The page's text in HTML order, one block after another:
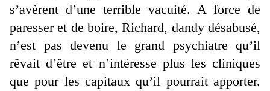
s’avèrent d’une terrible vacuité. A force de
paresser et de boire, Richard, dandy désabusé,
n’est pas devenu le grand psychiatre qu’il
rêvait d’être et n’intéresse plus les cliniques
que pour les capitaux qu’il pourrait apporter.